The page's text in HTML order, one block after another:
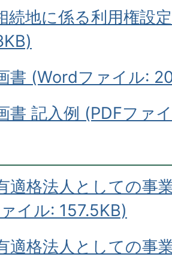
続地に係る利用権設
書 (Wordファイル:
書 記入例 (PDFファ
適格法人としての事
イル: 157.5KB)
適格法人としての事